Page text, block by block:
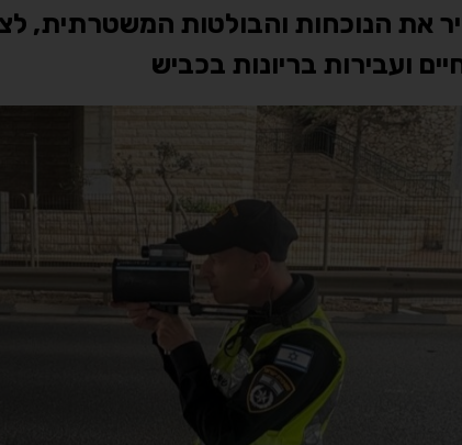
את הנוכחות והבולטות המשטרתית,
ועבירות בריונות בכביש